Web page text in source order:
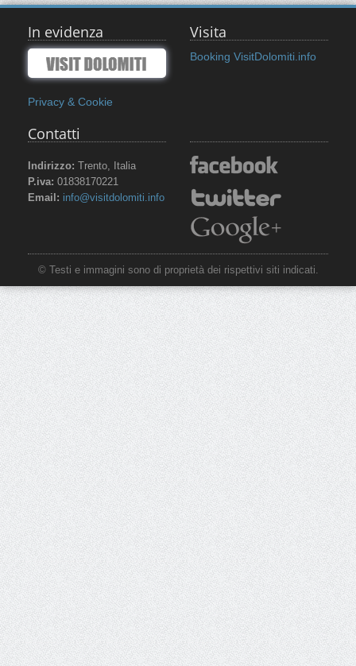
In evidenza
Privacy & Cookie
Visita
Booking VisitDolomiti.info
Contatti
Indirizzo: Trento, Italia
P.iva: 01838170221
Email: info@visitdolomiti.info
© Testi e immagini sono di proprietà dei rispettivi siti indicati.